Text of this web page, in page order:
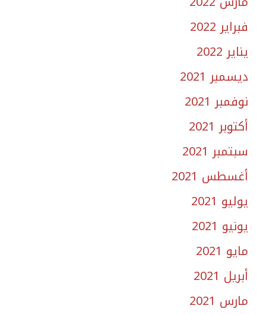
فبراير 2022
يناير 2022
ديسمبر 2021
نوفمبر 2021
أكتوبر 2021
سبتمبر 2021
أغسطس 2021
يوليو 2021
يونيو 2021
مايو 2021
أبريل 2021
مارس 2021